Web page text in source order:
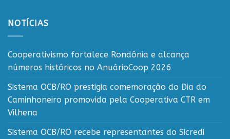
NOTÍCIAS
Cooperativismo fortalece Rondônia e alcança
números históricos no AnuárioCoop 2026
Sistema OCB/RO prestigia comemoração do Dia do
Caminhoneiro promovida pela Cooperativa CTR em
Vilhena
Sistema OCB/RO recebe representantes do Sicredi